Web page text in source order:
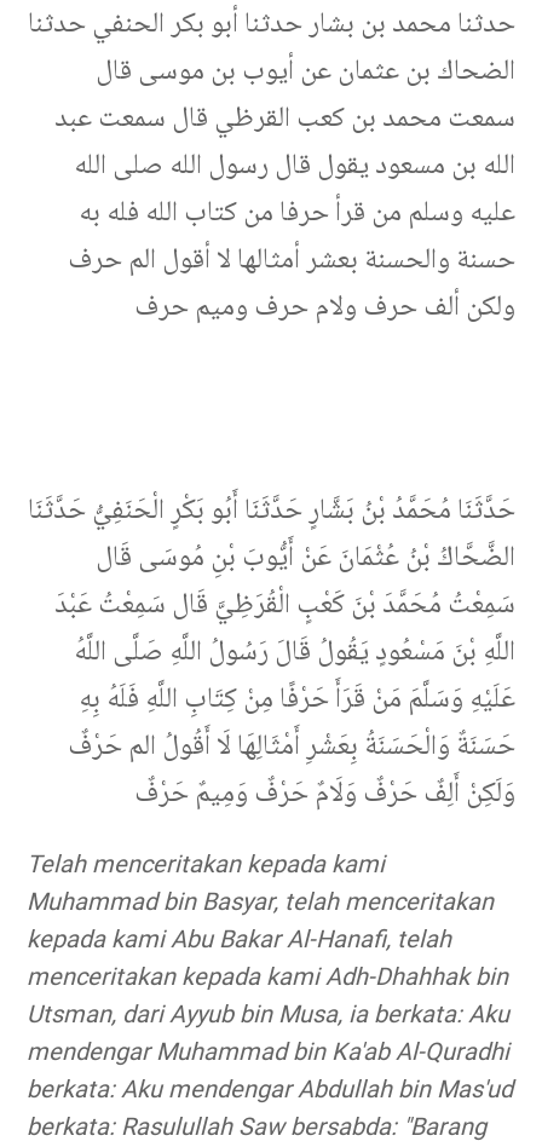
حدثنا محمد بن بشار حدثنا أبو بكر الحنفي حدثنا
الضحاك بن عثمان عن أيوب بن موسى قال
سمعت محمد بن كعب القرظي قال سمعت عبد
الله بن مسعود يقول قال رسول الله صلى الله
عليه وسلم من قرأ حرفا من كتاب الله فله به
حسنة والحسنة بعشر أمثالها لا أقول الم حرف
ولكن ألف حرف ولام حرف وميم حرف
حَدَّثَنَا مُحَمَّدُ بْنُ بَشَّارٍ حَدَّثَنَا أَبُو بَكْرٍ الْحَنَفِيُّ حَدَّثَنَا
الضَّحَّاكُ بْنُ عُثْمَانَ عَنْ أَيُّوبَ بْنِ مُوسَى قَال
سَمِعْتُ مُحَمَّدَ بْنَ كَعْبٍ الْقُرَظِيَّ قَال سَمِعْتُ عَبْدَ
اللَّهِ بْنَ مَسْعُودٍ يَقُولُ قَالَ رَسُولُ اللَّهِ صَلَّى اللَّهُ
عَلَيْهِ وَسَلَّمَ مَنْ قَرَأَ حَرْفًا مِنْ كِتَابِ اللَّهِ فَلَهُ بِهِ
حَسَنَةٌ وَالْحَسَنَةُ بِعَشْرِ أَمْثَالِهَا لَا أَقُولُ الم حَرْفٌ
وَلَكِنْ أَلِفٌ حَرْفٌ وَلَامٌ حَرْفٌ وَمِيمٌ حَرْفٌ
Telah menceritakan kepada kami
Muhammad bin Basyar, telah menceritakan
kepada kami Abu Bakar Al-Hanafi, telah
menceritakan kepada kami Adh-Dhahhak bin
Utsman, dari Ayyub bin Musa, ia berkata: Aku
mendengar Muhammad bin Ka'ab Al-Quradhi
berkata: Aku mendengar Abdullah bin Mas'ud
berkata: Rasulullah Saw bersabda: "Barang